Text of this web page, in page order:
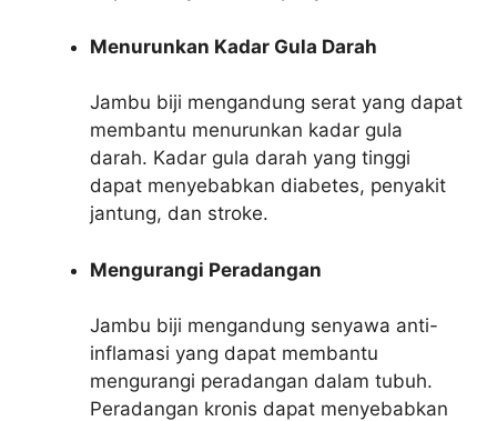
Menurunkan Kadar Gula Darah
Jambu biji mengandung serat yang dapat
membantu menurunkan kadar gula
darah. Kadar gula darah yang tinggi
dapat menyebabkan diabetes, penyakit
jantung, dan stroke.
Mengurangi Peradangan
Jambu biji mengandung senyawa anti-
inflamasi yang dapat membantu
mengurangi peradangan dalam tubuh.
Peradangan kronis dapat menyebabkan